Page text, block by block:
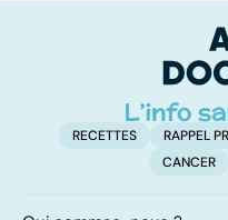
RECETTES RAPPEL
CANCER